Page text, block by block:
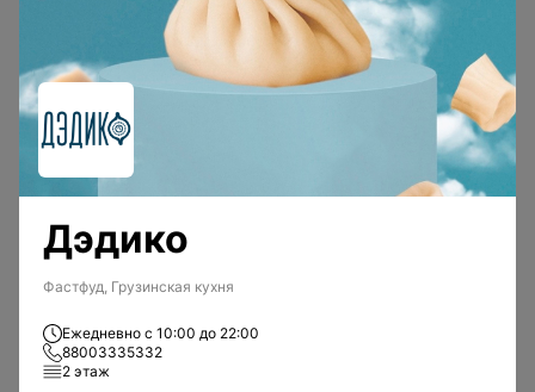
Детское меню
Фруктовые и ягодные компоты
Дэдико
Фастфуд, Грузинская кухня
Ежедневно с 10:00 до 22:00
88003335332
2 этаж